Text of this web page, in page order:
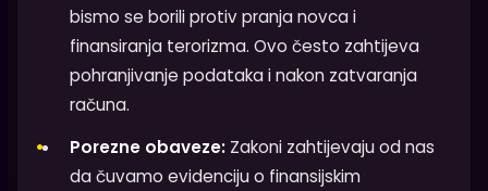
bismo se borili protiv pranja novca i
finansiranja terorizma. Ovo često zahtijeva
pohranjivanje podataka i nakon zatvaranja
računa.
Porezne obaveze: Zakoni zahtijevaju od nas
da čuvamo evidenciju o finansijskim